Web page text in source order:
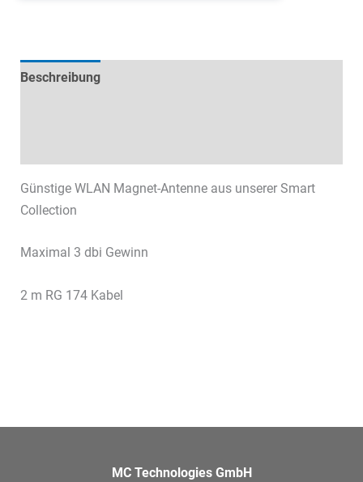
Beschreibung
Günstige WLAN Magnet-Antenne aus unserer Smart
Collection
Maximal 3 dbi Gewinn
2 m RG 174 Kabel
MC Technologies GmbH